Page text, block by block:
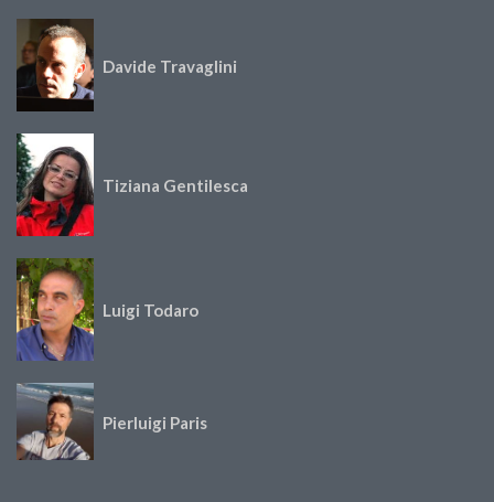
Davide Travaglini
Tiziana Gentilesca
Luigi Todaro
Pierluigi Paris